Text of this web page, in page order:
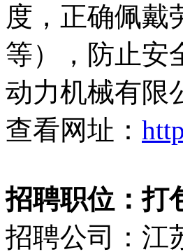
度，正确佩戴
等），防止安
动力机械有限
查看网址：
招聘职位：打
招聘公司：江